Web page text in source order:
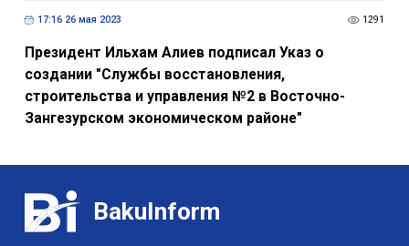
17:16 26 мая 2023 1291
Президент Ильхам Алиев подписал Указ о
создании "Службы восстановления,
строительства и управления №2 в Восточно-
Зангезурском экономическом районе"
BakuInform